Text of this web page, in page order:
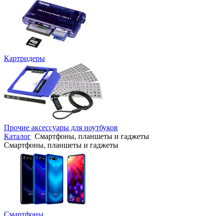
Картридеры
Прочие аксессуары для ноутбуков
Каталог Смартфоны, планшеты и гаджеты
Смартфоны, планшеты и гаджеты
Смартфоны